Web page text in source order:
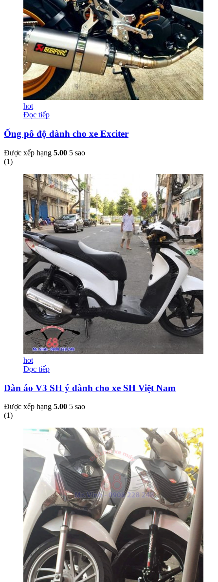
hot
Đọc tiếp
Ống pô độ dành cho xe Exciter
Được xếp hạng 5.00 5 sao
(1)
hot
Đọc tiếp
Dàn áo V3 SH ý dành cho xe SH Việt Nam
Được xếp hạng 5.00 5 sao
(1)